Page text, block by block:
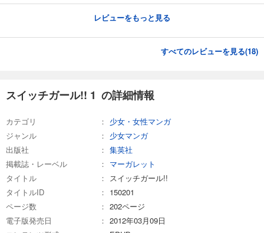
完結
完結
あらすじを表示する
スイッチガール!! 25
あらすじを表示する
レビューをもっと見る
すべてのレビューを見る(18)
スイッチガール!! 1 の詳細情報
カテゴリ
少女・女性マンガ
ジャンル
少女マンガ
出版社
集英社
掲載誌・レーベル
マーガレット
タイトル
スイッチガール!!
タイトルID
150201
ページ数
202ページ
電子版発売日
2012年03月09日